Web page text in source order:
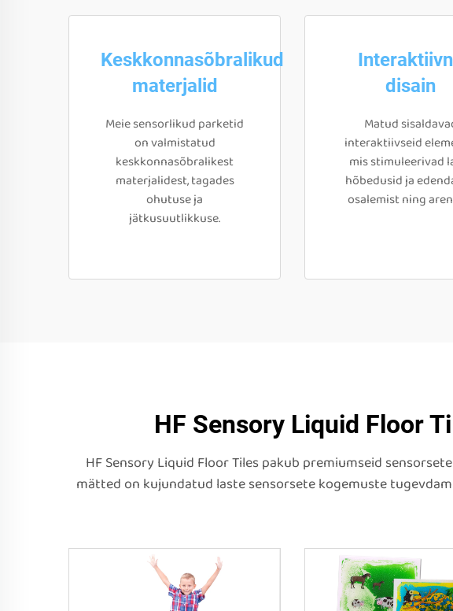
Keskkonnasõbralikud
materjalid
Meie sensorlikud parketid
on valmistatud
keskkonnasõbralikest
materjalidest, tagades
ohutuse ja
jätkusuutlikkuse.
disain
Matud
interaktiivseid
mis stimuleerivad
hõbedusid ja
osalemist ning
HF Sensory Liquid Floor
HF Sensory Liquid Floor Tiles pakub premiumseid
mätted on kujundatud laste sensorsete kogemuste